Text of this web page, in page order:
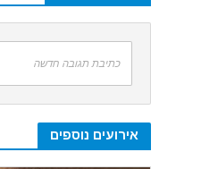
כתיבת תגובה חדשה
אירועים נוספים